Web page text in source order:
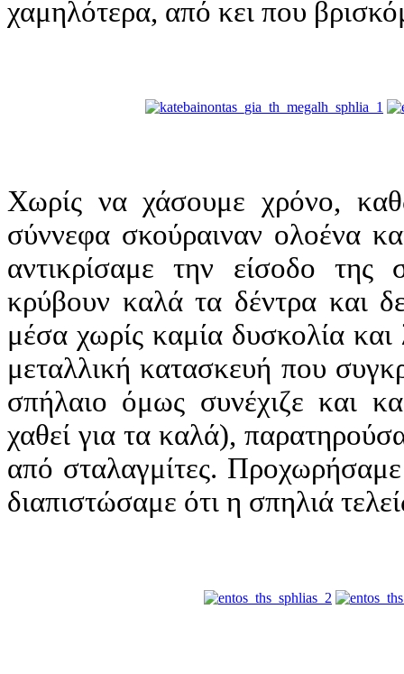
χαμηλότερα, από κει που
Χωρίς να χάσουμε χρόνο,
σύννεφα σκούραιναν ολοένα
αντικρίσαμε την είσοδο
κρύβουν καλά τα δέντρα και
μέσα χωρίς καμία δυσκολία
μεταλλική κατασκευή που
σπήλαιο όμως συνέχιζε και
χαθεί για τα καλά),
από σταλαγμίτες.
διαπιστώσαμε ότι η σπηλιά